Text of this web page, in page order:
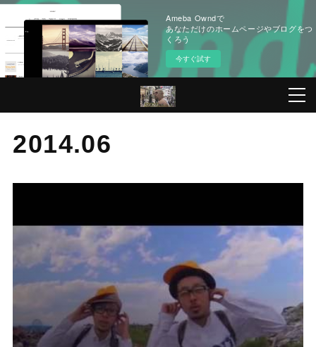
Ameba Owndで
あなただけのホームページやブログをつ
くろう
今すぐ試す
2014.06